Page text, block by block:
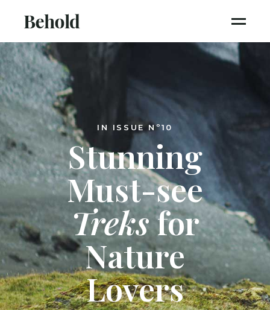
IN ISSUE Nº10
Stunning
Must-see
Treksfor
Nature
Lovers